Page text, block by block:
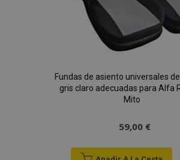
Fundas de asiento universales
gris claro adecuadas para Alfa
Mito
59,00 €